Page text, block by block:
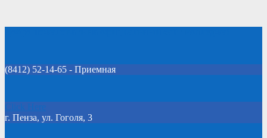
(8412) 52-14-65 - Приемная
Click Here
г. Пенза, ул. Гоголя, 3